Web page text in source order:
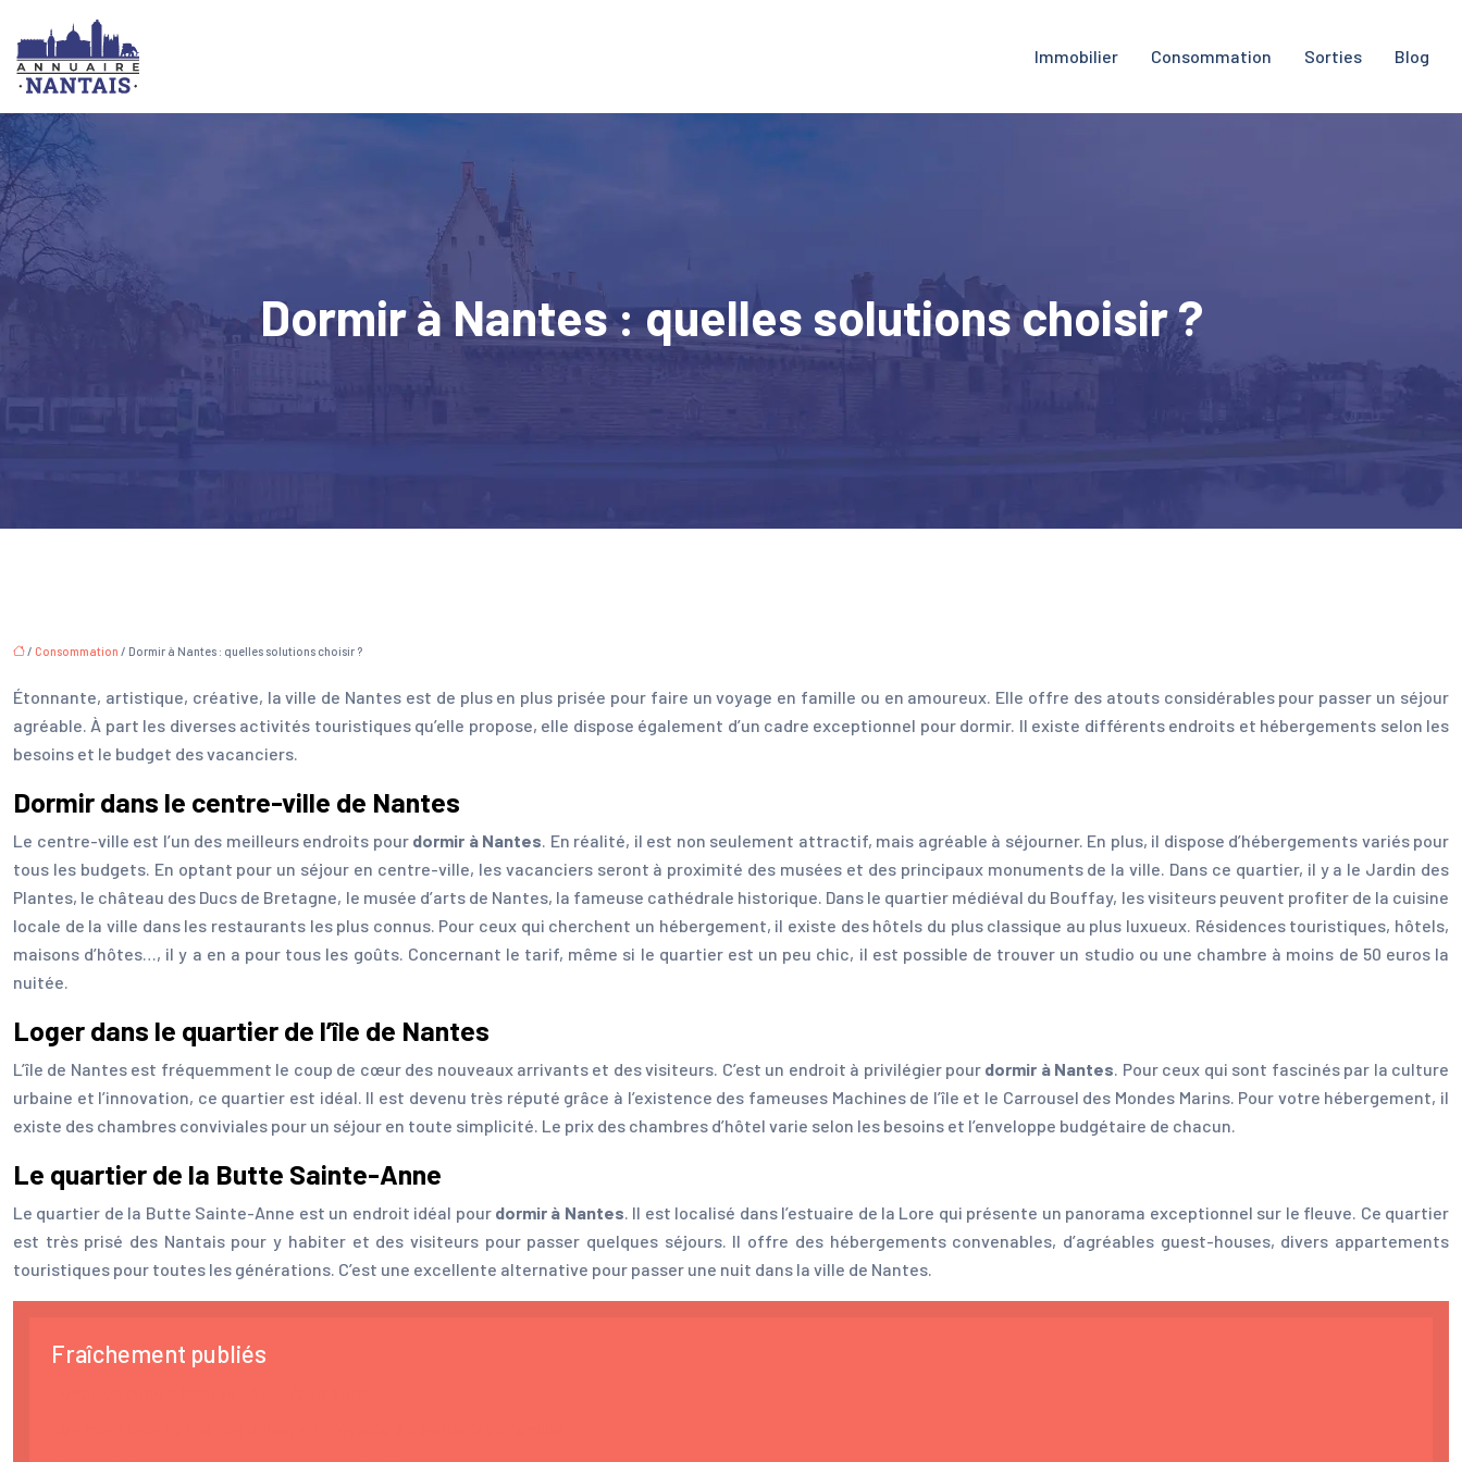
Immobilier Consommation Sorties Blog
Dormir à Nantes : quelles solutions choisir ?
/ Consommation / Dormir à Nantes : quelles solutions choisir ?
Étonnante, artistique, créative, la ville de Nantes est de plus en plus prisée pour faire un voyage en famille ou en amoureux. Elle offre des atouts considérables pour passer un séjour
agréable. À part les diverses activités touristiques qu’elle propose, elle dispose également d’un cadre exceptionnel pour dormir. Il existe différents endroits et hébergements selon les
besoins et le budget des vacanciers.
Dormir dans le centre-ville de Nantes
Le centre-ville est l’un des meilleurs endroits pour dormir à Nantes. En réalité, il est non seulement attractif, mais agréable à séjourner. En plus, il dispose d’hébergements variés pour
tous les budgets. En optant pour un séjour en centre-ville, les vacanciers seront à proximité des musées et des principaux monuments de la ville. Dans ce quartier, il y a le Jardin des
Plantes, le château des Ducs de Bretagne, le musée d’arts de Nantes, la fameuse cathédrale historique. Dans le quartier médiéval du Bouffay, les visiteurs peuvent profiter de la cuisine
locale de la ville dans les restaurants les plus connus. Pour ceux qui cherchent un hébergement, il existe des hôtels du plus classique au plus luxueux. Résidences touristiques, hôtels,
maisons d’hôtes…, il y a en a pour tous les goûts. Concernant le tarif, même si le quartier est un peu chic, il est possible de trouver un studio ou une chambre à moins de 50 euros la
nuitée.
Loger dans le quartier de l’île de Nantes
L’île de Nantes est fréquemment le coup de cœur des nouveaux arrivants et des visiteurs. C’est un endroit à privilégier pour dormir à Nantes. Pour ceux qui sont fascinés par la culture
urbaine et l’innovation, ce quartier est idéal. Il est devenu très réputé grâce à l’existence des fameuses Machines de l’île et le Carrousel des Mondes Marins. Pour votre hébergement, il
existe des chambres conviviales pour un séjour en toute simplicité. Le prix des chambres d’hôtel varie selon les besoins et l’enveloppe budgétaire de chacun.
Le quartier de la Butte Sainte-Anne
Le quartier de la Butte Sainte-Anne est un endroit idéal pour dormir à Nantes. Il est localisé dans l’estuaire de la Lore qui présente un panorama exceptionnel sur le fleuve. Ce quartier
est très prisé des Nantais pour y habiter et des visiteurs pour passer quelques séjours. Il offre des hébergements convenables, d’agréables guest-houses, divers appartements
touristiques pour toutes les générations. C’est une excellente alternative pour passer une nuit dans la ville de Nantes.
Fraîchement publiés